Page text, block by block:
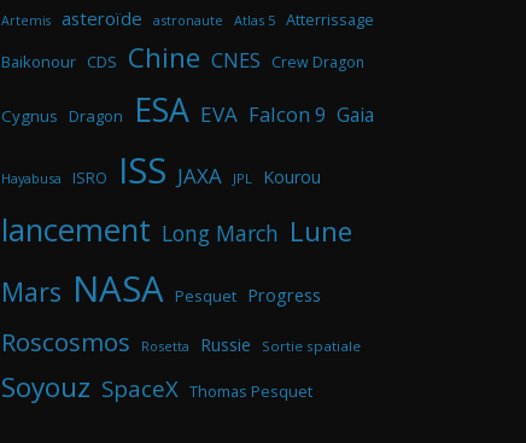
Artemis asteroïde astronaute Atlas 5 Atterrissage
Baikonour CDS Chine CNES Crew Dragon
Cygnus Dragon ESA EVA Falcon 9 Gaia
Hayabusa ISRO ISS JAXA JPL Kourou
lancement Long March Lune
Mars NASA Pesquet Progress
Roscosmos Rosetta Russie Sortie spatiale
Soyouz SpaceX Thomas Pesquet